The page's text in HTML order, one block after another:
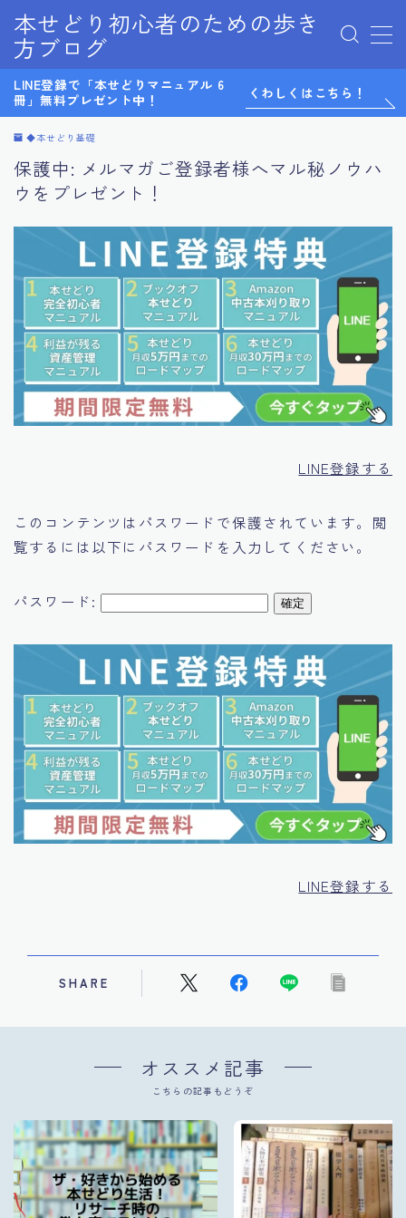
本せどり初心者のための歩き
方ブログ
MENU
0から始めるメルカリ物販
LINE@
LINE登録特典
Twitter
お問い合わせ
サイトマップ
テスト
デモプリセット記事 Part07
プライバシーポリシー
プライバシーポリシー
マンツーマンコンサル感想
利用規約／特定商取引法に基づく表記
有料記事の決済完了ページ
無料ノウハウ
特定商取引法に基づく表記
運営者情報
LINE登録で「本せどりマニュアル 6
冊」無料プレゼント中！
くわしくはこちら！
◆本せどり基礎
保護中: メルマガご登録者様へマル秘ノウハ
ウをプレゼント！
LINE登録する
このコンテンツはパスワードで保護されています。閲
覧するには以下にパスワードを入力してください。
パスワード:
LINE登録する
SHARE
オススメ記事
こちらの記事もどうぞ